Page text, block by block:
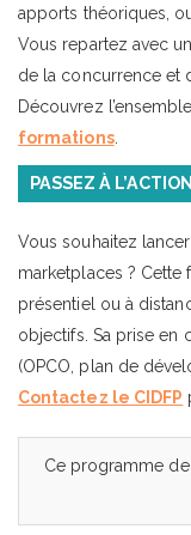
apports théoriques,
Vous repartez avec
de la concurrence et
Découvrez
formations.
PASSEZ À L’ACTION
Vous souhaitez
marketplaces ?
présentiel ou à
objectifs. Sa prise en
(OPCO, plan de
Contactez le CIDFP
Ce programme